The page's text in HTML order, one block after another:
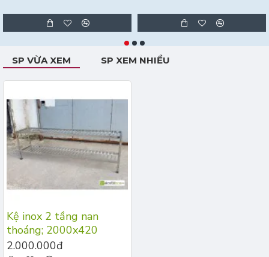
SP VỪA XEM SP XEM NHIỀU
Kệ inox 2 tầng nan
thoáng; 2000x420
2.000.000đ